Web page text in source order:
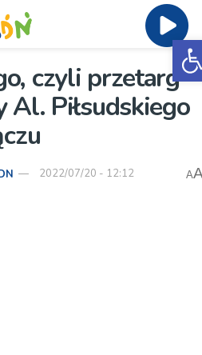
czyli przetarg
Al. Piłsudskiego
2022/07/20 - 12:12 A